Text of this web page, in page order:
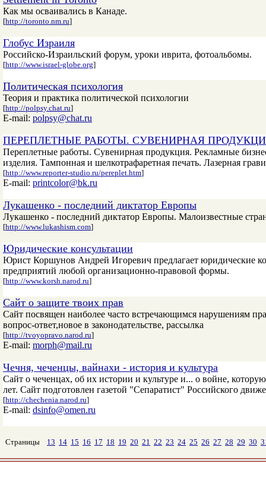
Как мы осваивались в Канаде.
[http://toronto.nm.ru]
Глобус Израиля
Российско-Израильский форум, уроки иврита, фотоальбомы.
[http://www.israel-globe.org]
Политическая психология
Теория и практика политической психологии
[http://polpsy.chat.ru]
E-mail: polpsy@chat.ru
ПЕРЕПЛЕТНЫЕ РАБОТЫ. СУВЕНИРНАЯ
Переплетные работы. Сувенирная продукция. Рекламные
изделия. Тампонная и шелкотрафаретная печать. Лазерная
[http://www.reporter-studio.ru/pereplet.htm]
E-mail: printcolor@bk.ru
Лукашенко - последний диктатор Европы
Лукашенко - последний диктатор Европы. Малоизвестные
[http://www.lukashism.com]
Юридические консультации
Юрист Коршунов Андрей Игоревич предлагает юридические
предприятий любой организационно-правовой формы.
[http://www.korsh.narod.ru]
Сайт о защите твоих прав
Сайт посвящен наиболее часто встречающимся нарушениям
вопрос-ответ,новое в законодательстве, рассылка
[http://tvoyopravo.narod.ru]
E-mail: morph@mail.ru
Чечня, чеченцы, вайнахи - история и культура
Сайт о чеченцах, об их истории и культуре и... о войне,
лет. Сайт подготовлен газетой "Сепаратист" Российского
[http://chechenia.narod.ru]
E-mail: dsinfo@omen.ru
Страницы 13 14 15 16 17 18 19 20 21 22 23 24 25 26 27 28 29 30